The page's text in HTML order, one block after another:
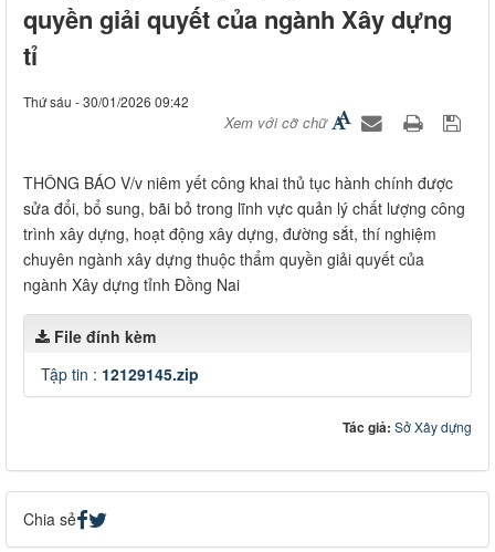
quyền giải quyết của ngành Xây dựng
tỉ
Thứ sáu - 30/01/2026 09:42
Xem với cỡ chữ
THÔNG BÁO V/v niêm yết công khai thủ tục hành chính được
sửa đổi, bổ sung, bãi bỏ trong lĩnh vực quản lý chất lượng công
trình xây dựng, hoạt động xây dựng, đường sắt, thí nghiệm
chuyên ngành xây dựng thuộc thẩm quyền giải quyết của
ngành Xây dựng tỉnh Đồng Nai
File đính kèm
Tập tin : 12129145.zip
Tác giả: Sở Xây dựng
Chia sẻ